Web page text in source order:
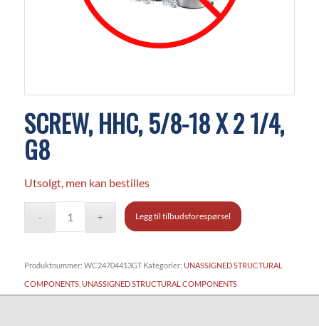
SCREW, HHC, 5/8-18 X 2 1/4,
G8
Utsolgt, men kan bestilles
Legg til tilbudsforespørsel
Produktnummer: WC24704413GT Kategorier: UNASSIGNED STRUCTURAL
COMPONENTS, UNASSIGNED STRUCTURAL COMPONENTS